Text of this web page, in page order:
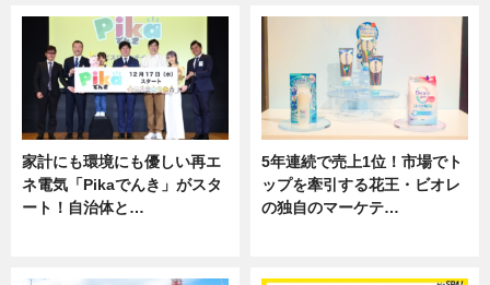
家計にも環境にも優しい再エ
ネ電気「Pikaでんき」がスタ
ート！自治体と…
5年連続で売上1位！市場でト
ップを牽引する花王・ビオレ
の独自のマーケテ…